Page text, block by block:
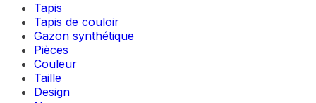
Tapis
Tapis de couloir
Gazon synthétique
Pièces
Couleur
Taille
Design
Les cookies indispensables sont cruciaux pour les